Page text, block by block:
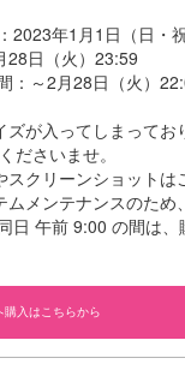
2023年1月1日（日・
28日（火）23:59
：～2月28日（火）
ズが入ってしまってお
ださいませ。
クリーンショットは
ムメンテナンスのため
日 午前 9:00 の間は
購入はこちらから